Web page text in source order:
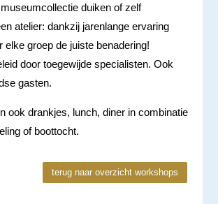
duiken of zelf
atelier: dankzij jarenlange ervaring
elke groep de juiste benadering!
door toegewijde specialisten. Ook
gasten.
ook drankjes, lunch, diner in combinatie
of boottocht.
terug naar overzicht workshops